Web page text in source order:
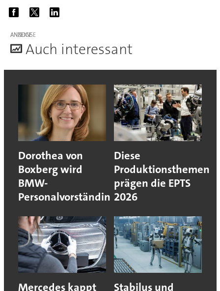
ANZEIGE
Auch interessant
Dorothea von
Boxberg wird
BMW-
Personalvorständin
Diese
Produktionsthemen
prägen die EPTS
2026
Mercedes kappt Stabilus und